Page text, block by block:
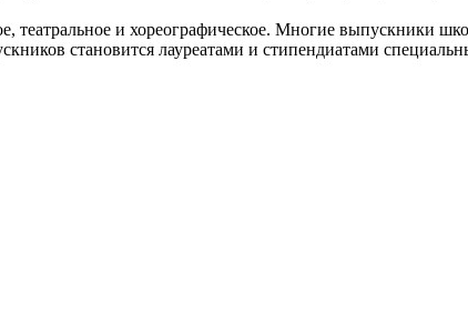
театральное и хореографическое. Многие выпускники
становится лауреатами и стипендиатами